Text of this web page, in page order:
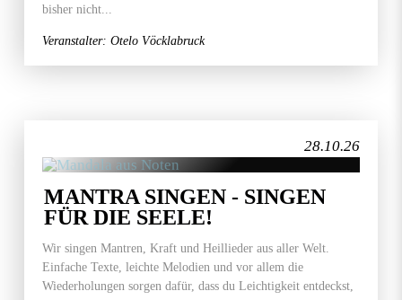
bisher nicht...
Veranstalter: Otelo Vöcklabruck
28.10.26
MANTRA SINGEN - SINGEN
FÜR DIE SEELE!
Wir singen Mantren, Kraft und Heillieder aus aller Welt.
Einfache Texte, leichte Melodien und vor allem die
Wiederholungen sorgen dafür, dass du Leichtigkeit entdeckst,